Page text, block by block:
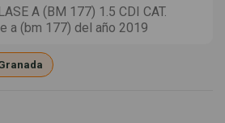
A (BM 177) 1.5 CDI CAT.
a (bm 177) del año 2019